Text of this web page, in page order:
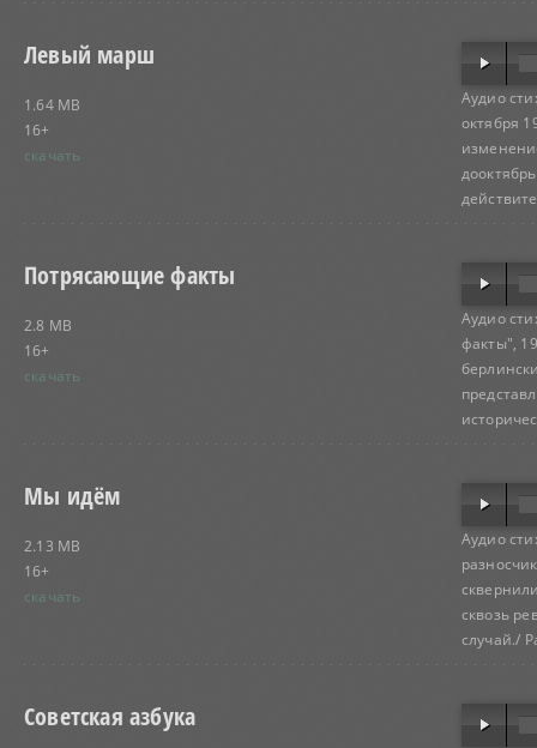
Левый марш
1.64 MB
16+
скачать
Аудио
октября
Потрясающие факты
2.8 MB
16+
скачать
Аудио
факты",
Мы идём
2.13 MB
16+
скачать
Аудио
сквозь
случай./
Советская азбука